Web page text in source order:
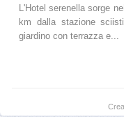
L'Hotel serenella sorge
km dalla stazione
giardino con terrazza e...